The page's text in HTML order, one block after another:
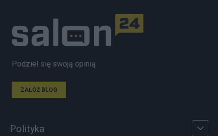
Podziel się swoją opinią
ZAŁÓŻ BLOG
Polityka